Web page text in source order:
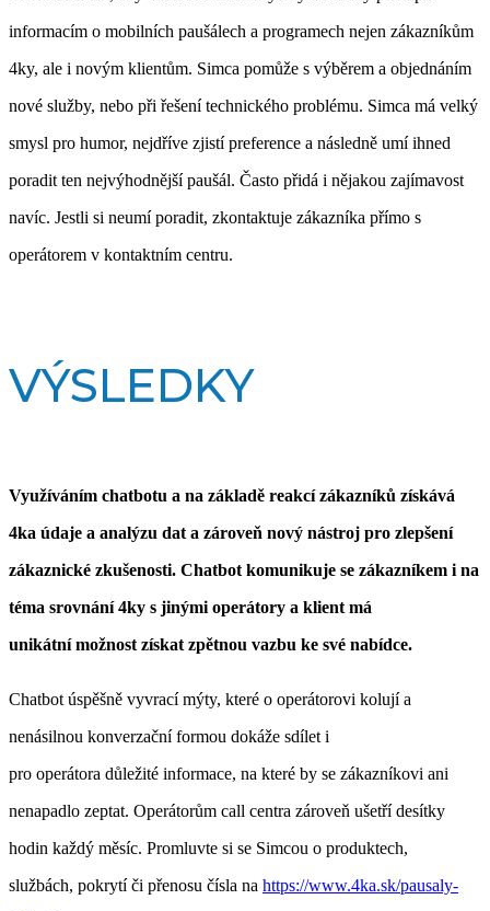
informacím o mobilních paušálech a programech nejen zákazníkům
4ky, ale i novým klientům. Simca pomůže s výběrem a objednáním
nové služby, nebo při řešení technického problému. Simca má velký
smysl pro humor, nejdříve zjistí preference a následně umí ihned
poradit ten nejvýhodnější paušál. Často přidá i nějakou zajímavost
navíc. Jestli si neumí poradit, zkontaktuje zákazníka přímo s
operátorem v kontaktním centru.
VÝSLEDKY
Využíváním chatbotu a na základě reakcí zákazníků získává
4ka údaje a analýzu dat a zároveň nový nástroj pro zlepšení
zákaznické zkušenosti. Chatbot komunikuje se zákazníkem i na
téma srovnání 4ky s jinými operátory a klient má
unikátní možnost získat zpětnou vazbu ke své nabídce.
Chatbot úspěšně vyvrací mýty, které o operátorovi kolují a
nenásilnou konverzační formou dokáže sdílet i
pro operátora důležité informace, na které by se zákazníkovi ani
nenapadlo zeptat. Operátorům call centra zároveň ušetří desítky
hodin každý měsíc. Promluvte si se Simcou o produktech,
službách, pokrytí či přenosu čísla na https://www.4ka.sk/pausaly-